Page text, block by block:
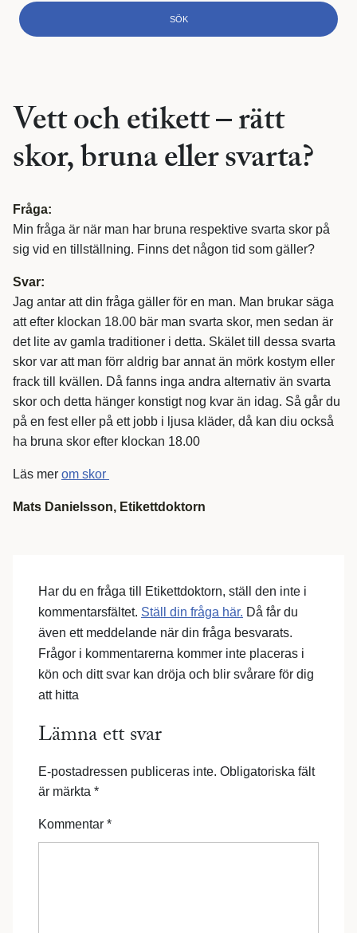
Vett och etikett – rätt
skor, bruna eller svarta?
Fråga:
Min fråga är när man har bruna respektive svarta skor på
sig vid en tillställning. Finns det någon tid som gäller?
Svar:
Jag antar att din fråga gäller för en man. Man brukar säga
att efter klockan 18.00 bär man svarta skor, men sedan är
det lite av gamla traditioner i detta. Skälet till dessa svarta
skor var att man förr aldrig bar annat än mörk kostym eller
frack till kvällen. Då fanns inga andra alternativ än svarta
skor och detta hänger konstigt nog kvar än idag. Så går du
på en fest eller på ett jobb i ljusa kläder, då kan diu också
ha bruna skor efter klockan 18.00
Läs mer om skor
Mats Danielsson, Etikettdoktorn
Har du en fråga till Etikettdoktorn, ställ den inte i
kommentarsfältet. Ställ din fråga här. Då får du
även ett meddelande när din fråga besvarats.
Frågor i kommentarerna kommer inte placeras i
kön och ditt svar kan dröja och blir svårare för dig
att hitta
Lämna ett svar
E-postadressen publiceras inte. Obligatoriska fält
är märkta *
Kommentar *